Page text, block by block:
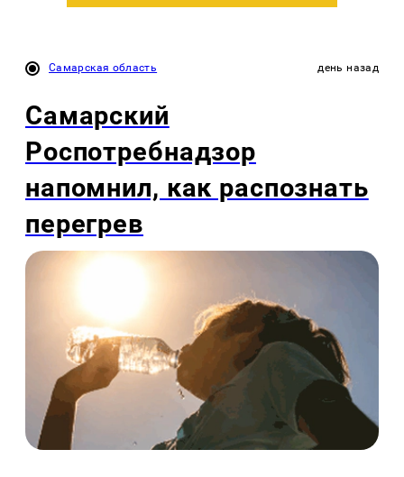
Самарская область день назад
Самарский
Роспотребнадзор
напомнил, как распознать
перегрев